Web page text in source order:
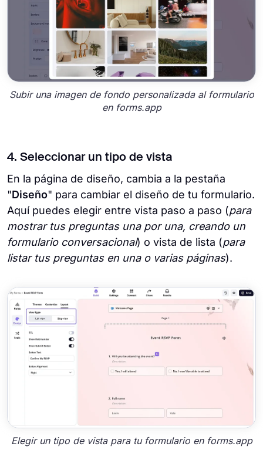
Subir una imagen de fondo personalizada al formulario
en forms.app
4. Seleccionar un tipo de vista
En la página de diseño, cambia a la pestaña
"Diseño" para cambiar el diseño de tu formulario.
Aquí puedes elegir entre vista paso a paso (para
mostrar tus preguntas una por una, creando un
formulario conversacional) o vista de lista (para
listar tus preguntas en una o varias páginas).
Elegir un tipo de vista para tu formulario en forms.app